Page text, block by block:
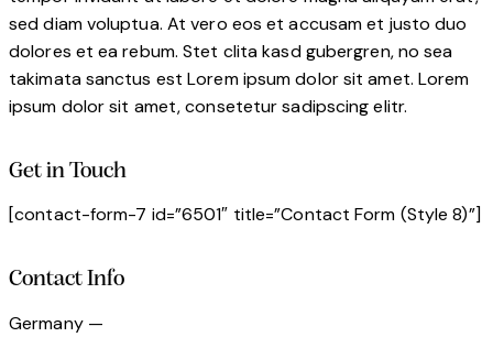
sed diam voluptua. At vero eos et accusam et justo duo
dolores et ea rebum. Stet clita kasd gubergren, no sea
takimata sanctus est Lorem ipsum dolor sit amet. Lorem
ipsum dolor sit amet, consetetur sadipscing elitr.
Get in Touch
[contact-form-7 id=”6501″ title=”Contact Form (Style 8)”]
Contact Info
Germany —